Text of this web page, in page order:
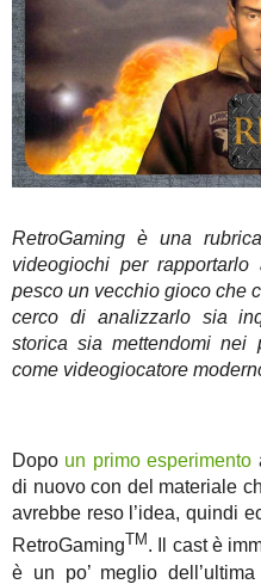
RetroGaming è una
videogiochi per
pesco un vecchio gioco che
cerco di analizzarlo sia
storica sia mettendomi nei
come videogiocatore
Dopo un primo esperimento
di nuovo con del materiale
avrebbe reso l’idea, quindi
RetroGamingTM . Il cast è
è un po’ meglio